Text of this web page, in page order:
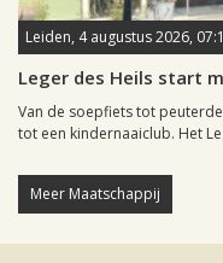
Leiden, 4 augustus 2026,
Leger des Heils start
Van de soepfiets tot
tot een kindernaaiclub. Het
Meer Maatschappij